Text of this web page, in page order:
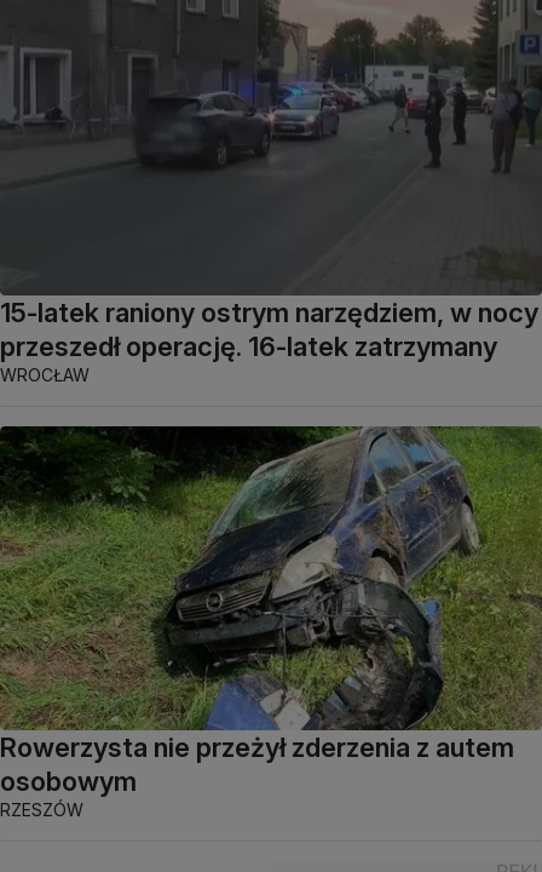
15-latek raniony ostrym narzędziem, w nocy
przeszedł operację. 16-latek zatrzymany
WROCŁAW
Rowerzysta nie przeżył zderzenia z autem
osobowym
RZESZÓW